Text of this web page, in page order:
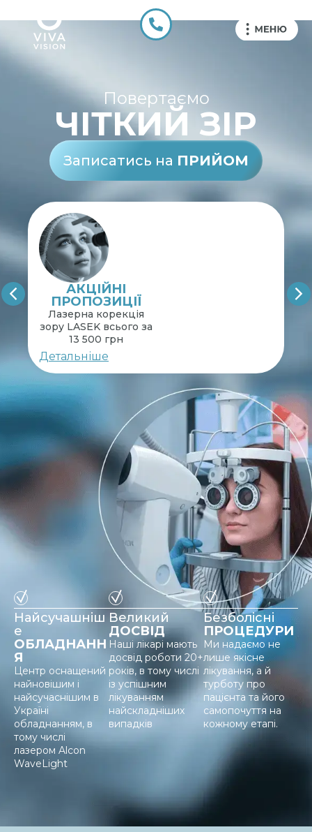
Повертаємо
ЧІТКИЙ ЗІР
Записатись на ПРИЙОМ
АКЦІЙНІ
ПРОПОЗИЦІЇ
Лазерна корекція
зору LASEK всього за
13 500 грн
Детальніше
Найсучашніш
е
ОБЛАДНАНН
Я
Центр оснащений
найновішим і
найсучаснішим в
Україні
обладнанням, в
тому числі
лазером Alcon
WaveLight
Великий
ДОСВІД
Наші лікарі мають
досвід роботи 20+
років, в тому числі
із успішним
лікуванням
найскладніших
випадків
Безболісні
ПРОЦЕДУРИ
Ми надаємо не
лише якісне
лікування, а й
турботу про
пацієнта та його
самопочуття на
кожному етапі.